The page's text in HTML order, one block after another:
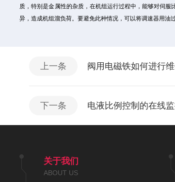
质，特别是金属性的杂质，在机组运行过程中，能够对伺
异，造成机组溜负荷。要避免此种情况，可以将调速器用油
上一条 阀用电磁铁如何进行
下一条 电液比例控制的在线
关于我们
ABOUT US